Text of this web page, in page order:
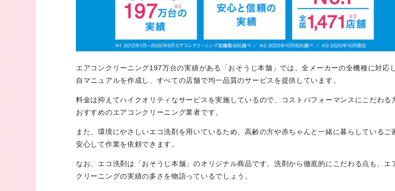
エアコンクリーニング197万台の実績がある「おそうじ本舗」では、全メーカーの全機種に対応
自マニュアルを作成し、すべての店舗で均一品質のサービスを提供しています。
料金は抑えてハイクオリティなサービスを実施しているので、コストパフォーマンスにこだわる
おすすめのエアコンクリーニング業者です。
また、環境にやさしいエコ洗剤を用いているため、高齢の方や赤ちゃんと一緒に暮らしているご
安心して作業を依頼できます。
なお、エコ洗剤は「おそうじ本舗」のオリジナル商品です。洗剤から徹底的にこだわる点も、エ
クリーニングの実績の多さを物語っているでしょう。